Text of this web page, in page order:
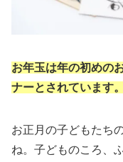
お年玉は年の初めの
ナーとされています。
お正月の子どもたち
ね。子どものころ、